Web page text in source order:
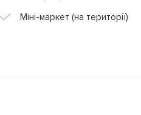
Міні-маркет (на території)